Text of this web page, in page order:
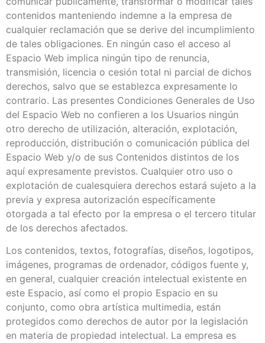
contenidos manteniendo indemne a la empresa de
cualquier reclamación que se derive del incumplimiento
de tales obligaciones. En ningún caso el acceso al
Espacio Web implica ningún tipo de renuncia,
transmisión, licencia o cesión total ni parcial de dichos
derechos, salvo que se establezca expresamente lo
contrario. Las presentes Condiciones Generales de Uso
del Espacio Web no confieren a los Usuarios ningún
otro derecho de utilización, alteración, explotación,
reproducción, distribución o comunicación pública del
Espacio Web y/o de sus Contenidos distintos de los
aquí expresamente previstos. Cualquier otro uso o
explotación de cualesquiera derechos estará sujeto a la
previa y expresa autorización específicamente
otorgada a tal efecto por la empresa o el tercero titular
de los derechos afectados.
Los contenidos, textos, fotografías, diseños, logotipos,
imágenes, programas de ordenador, códigos fuente y,
en general, cualquier creación intelectual existente en
este Espacio, así como el propio Espacio en su
conjunto, como obra artística multimedia, están
protegidos como derechos de autor por la legislación
en materia de propiedad intelectual. La empresa es